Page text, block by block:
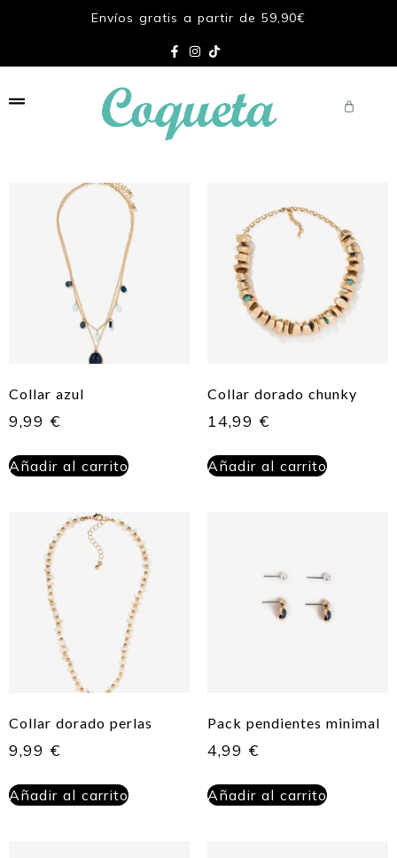
Envíos gratis a partir de 59,90€
Collar azul
9,99 €
Añadir al carrito
Collar dorado chunky
14,99 €
Añadir al carrito
Collar dorado perlas
9,99 €
Añadir al carrito
Pack pendientes minimal
4,99 €
Añadir al carrito